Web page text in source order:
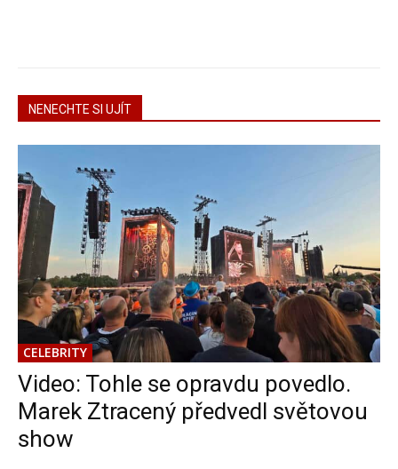
NENECHTE SI UJÍT
CELEBRITY
Video: Tohle se opravdu povedlo.
Marek Ztracený předvedl světovou
show